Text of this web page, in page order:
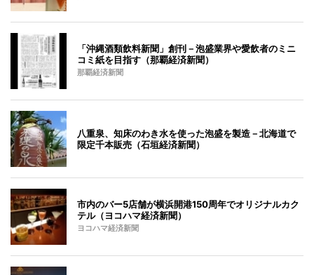
「沖縄酒類飲料新聞」創刊－泡盛業界や愛飲者のミニ
コミ紙を目指す（那覇経済新聞）
那覇経済新聞
八重泉、知床のわき水を使った泡盛を製造－北海道で
限定千本販売（石垣経済新聞）
市内のバー5店舗が横浜開港150周年でオリジナルカク
テル（ヨコハマ経済新聞）
ヨコハマ経済新聞